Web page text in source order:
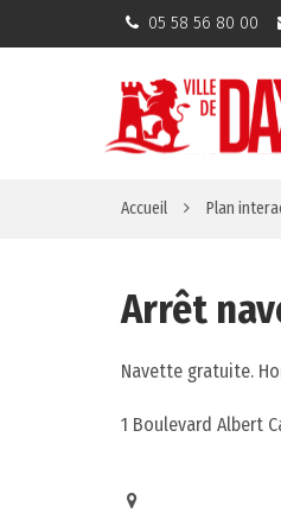
05 58 56 80 00
Accueil Plan
Arrêt
Navette gratuite.
1 Boulevard Albert